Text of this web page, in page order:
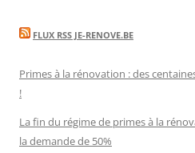
FLUX RSS JE-RENOVE.BE
Primes à la rénovation : des
!
La fin du régime de primes à la
la demande de 50%